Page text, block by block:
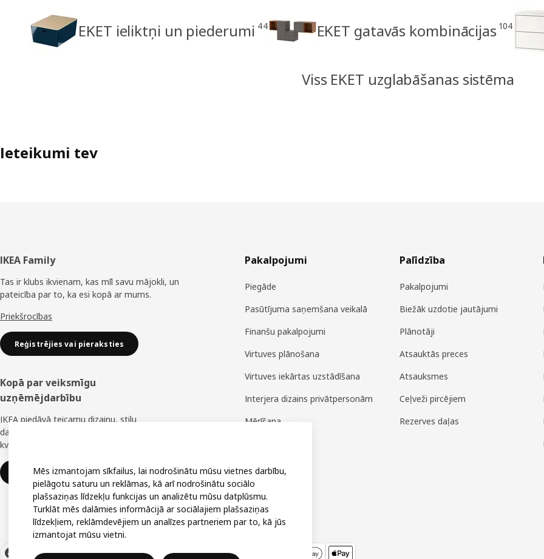
EKET ieliktņi un piederumi 44 EKET gatavās kombinācijas 104
Viss EKET uzglabāšanas sistēma
Ieteikumi tev
Kājene
IKEA Family
Tas ir klubs ikvienam, kas mīl savu mājokli, un
pateicība par to, ka esi kopā ar mums.
Priekšrocības
Reģistrējies vai pieraksties
Kopā par veiksmīgu
uzņēmējdarbību
IKEA piedāvā teicamu dizainu, stilu
daudzveidību, lielisku cenu un uzticamu
kvalitāti.
IKEA uzņēmumiem
Pakalpojumi
Piegāde
Pasūtījuma saņemšana veikalā
Finanšu pakalpojumi
Virtuves plānošana
Virtuves iekārtas uzstādīšana
Interjera dizains privātpersonām
Mērīšana
Palīdzība
Pakalpojumi
Biežāk uzdotie jautājumi
Plānotāji
Atsauktās preces
Atsauksmes
Ceļveži pircējiem
Rezerves daļas
Mēs izmantojam sīkfailus, lai nodrošinātu mūsu vietnes darbību,
pielāgotu saturu un reklāmas, kā arī nodrošinātu sociālo
plašsaziņas līdzekļu funkcijas un analizētu mūsu datplūsmu.
Turklāt mēs dalāmies informācijā ar sociālajiem plašsaziņas
līdzekļiem, reklāmdevējiem un analīzes partneriem par to, kā jūs
izmantojat mūsu vietni.